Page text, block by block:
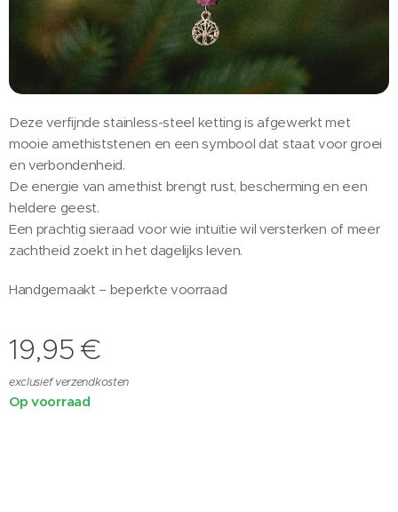
Deze verfijnde stainless-steel ketting is afgewerkt met
mooie amethiststenen en een symbool dat staat voor groei
en verbondenheid.
De energie van amethist brengt rust, bescherming en een
heldere geest.
Een prachtig sieraad voor wie intuïtie wil versterken of meer
zachtheid zoekt in het dagelijks leven.
Handgemaakt – beperkte voorraad
19,95 €
exclusief verzendkosten
Op voorraad